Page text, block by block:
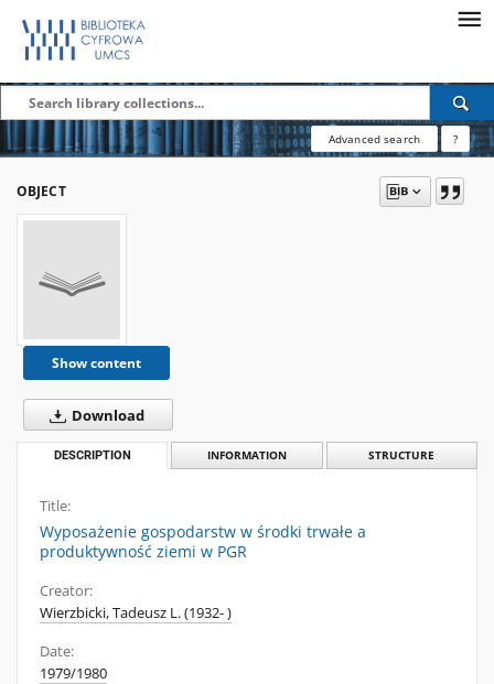
Advanced search ?
OBJECT
Show content
Download
DESCRIPTION INFORMATION STRUCTURE
Title:
Wyposażenie gospodarstw w środki trwałe a
produktywność ziemi w PGR
Creator:
Wierzbicki, Tadeusz L. (1932- )
Date:
1979/1980